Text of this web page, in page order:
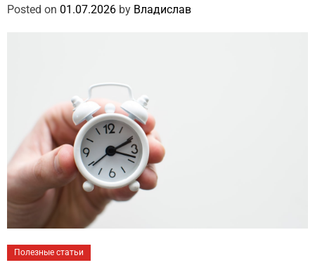
Posted on 01.07.2026 by Владислав
Полезные статьи